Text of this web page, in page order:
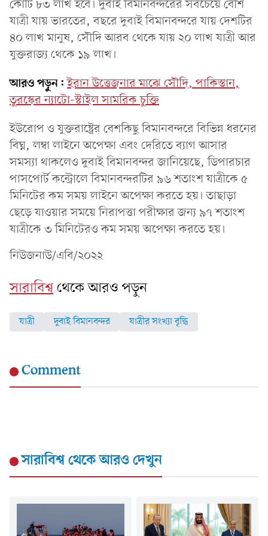
কোটি ৮৩ লাখ হবে। দুবাই বিমানবন্দরের সবচেয়ে বেশি
যাত্রী যায় ভারতের, বছরে দুবাই বিমানবন্দরে যায় দেশটির
৪০ লাখ মানুষ, সৌদি আরব থেকে যায় ২০ লাখ যাত্রী আর
যুক্তরাজ্য থেকে ১৯ লাখ।
আরও পড়ুন: ইরান উত্তেজনার মাঝে সৌদি, পাকিস্তান,
তুরস্কের ন্যাটো-স্টাইল সামরিক চুক্তি
ইউরোপ ও যুক্তরাষ্ট্রের বেশকিছু বিমানবন্দরে বিভিন্ন ধরনের
বিঘ্ন, লম্বা লাইনে অপেক্ষা এবং দেরিতে ব্যাগ আসার
সমস্যা থাকলেও দুবাই বিমানবন্দর জানিয়েছে, ডিপারচার
পাসপোর্ট কন্ট্রোলে বিমানবন্দরটির ৯৬ শতাংশ যাত্রীকে ৫
মিনিটের কম সময় লাইনে অপেক্ষা করতে হয়। তাছাড়া
ছেড়ে যাওয়ার সময়ে নিরাপত্তা পরীক্ষার জন্য ৯৭ শতাংশ
যাত্রীকে ৩ মিনিটেরও কম সময় অপেক্ষা করতে হয়।
নিউজনাউ/এবি/২০২২
সারাবিশ্বথেকে আরও পড়ুন
যাত্রী দুবাই বিমানবন্দর যাত্রীর সংখ্যা বৃদ্ধি
Comment
সারাবিশ্বথেকে আরও দেখুন